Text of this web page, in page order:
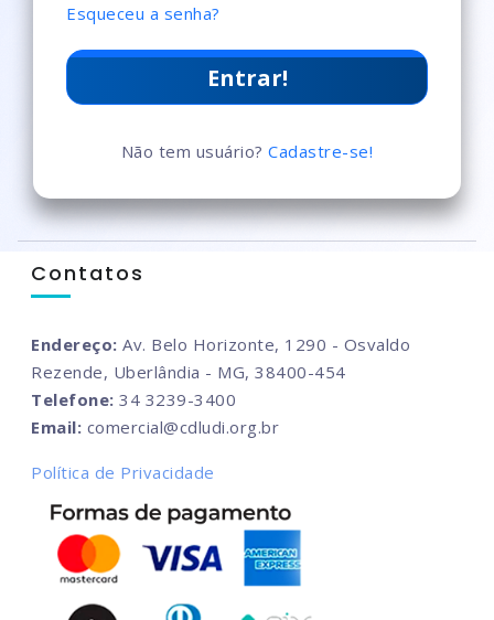
Esqueceu a senha?
Entrar!
Não tem usuário?Cadastre-se!
Contatos
Endereço: Av. Belo Horizonte, 1290 - Osvaldo
Rezende, Uberlândia - MG, 38400-454
Telefone: 34 3239-3400
Email: comercial@cdludi.org.br
Política de Privacidade